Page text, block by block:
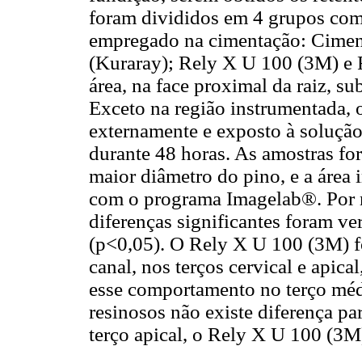
foram divididos em 4 grupos
empregado na cimentação:
(Kuraray); Rely X U 100 (3M)
área, na face proximal da raiz,
Exceto na região
externamente e exposto à
durante 48 horas. As amostras
maior diâmetro do pino, e a
com o programa Imagelab®.
diferenças significantes foram
(p<0,05). O Rely X U 100 (3M)
canal, nos terços cervical e
esse comportamento no terço
resinosos não existe diferença
terço apical, o Rely X U 100